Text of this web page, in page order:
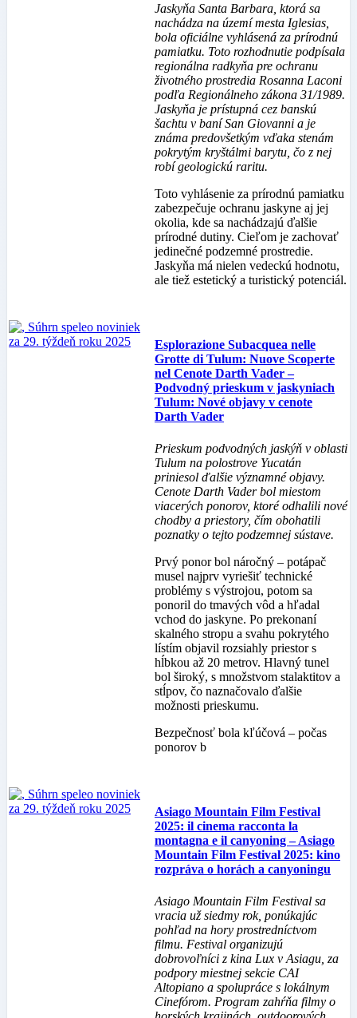
Jaskyňa Santa Barbara, ktorá sa
nachádza na území mesta Iglesias,
bola oficiálne vyhlásená za prírodnú
pamiatku. Toto rozhodnutie podpísala
regionálna radkyňa pre ochranu
životného prostredia Rosanna Laconi
podľa Regionálneho zákona 31/1989.
Jaskyňa je prístupná cez banskú
šachtu v baní San Giovanni a je
známa predovšetkým vďaka stenám
pokrytým kryštálmi barytu, čo z nej
robí geologickú raritu.
Toto vyhlásenie za prírodnú pamiatku
zabezpečuje ochranu jaskyne aj jej
okolia, kde sa nachádzajú ďalšie
prírodné dutiny. Cieľom je zachovať
jedinečné podzemné prostredie.
Jaskyňa má nielen vedeckú hodnotu,
ale tiež estetický a turistický potenciál.
Esplorazione Subacquea nelle
Grotte di Tulum: Nuove Scoperte
nel Cenote Darth Vader –
Podvodný prieskum v jaskyniach
Tulum: Nové objavy v cenote
Darth Vader
Prieskum podvodných jaskýň v oblasti
Tulum na polostrove Yucatán
priniesol ďalšie významné objavy.
Cenote Darth Vader bol miestom
viacerých ponorov, ktoré odhalili nové
chodby a priestory, čím obohatili
poznatky o tejto podzemnej sústave.
Prvý ponor bol náročný – potápač
musel najprv vyriešiť technické
problémy s výstrojou, potom sa
ponoril do tmavých vôd a hľadal
vchod do jaskyne. Po prekonaní
skalného stropu a svahu pokrytého
lístím objavil rozsiahly priestor s
hĺbkou až 20 metrov. Hlavný tunel
bol široký, s množstvom stalaktitov a
stĺpov, čo naznačovalo ďalšie
možnosti prieskumu.
Bezpečnosť bola kľúčová – počas
ponorov b
Asiago Mountain Film Festival
2025: il cinema racconta la
montagna e il canyoning – Asiago
Mountain Film Festival 2025: kino
rozpráva o horách a canyoningu
Asiago Mountain Film Festival sa
vracia už siedmy rok, ponúkajúc
pohľad na hory prostredníctvom
filmu. Festival organizujú
dobrovoľníci z kina Lux v Asiagu, za
podpory miestnej sekcie CAI
Altopiano a spolupráce s lokálnym
Cinefórom. Program zahŕňa filmy o